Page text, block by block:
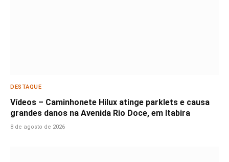
DESTAQUE
Vídeos – Caminhonete Hilux atinge parklets e causa
grandes danos na Avenida Rio Doce, em Itabira
8 de agosto de 2026